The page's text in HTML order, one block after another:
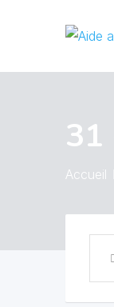
31
Accueil